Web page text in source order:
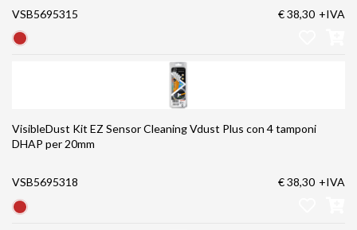
VSB5695315 € 38,30 +IVA
VisibleDust Kit EZ Sensor Cleaning Vdust Plus con 4 tamponi
DHAP per 20mm
VSB5695318 € 38,30 +IVA